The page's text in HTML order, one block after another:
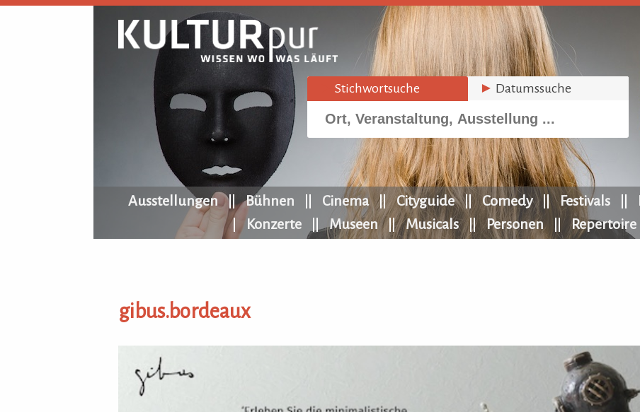
Stichwortsuche ► Datumssuche
KULTURpur Navigation
Ausstellungen Bühnen Cinema Cityguide Comedy Festivals
Konzerte
Museen Musicals Personen Repertoire
gibus.bordeaux
gibus.bordeaux